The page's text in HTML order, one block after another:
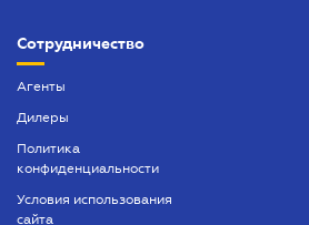
Оформление заявлений у нотариуса
Оформление наследства
Предварительный договор
Сотрудничество
Агенты
Дилеры
Политика
конфиденциальности
Условия использования
сайта